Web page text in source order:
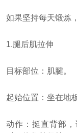
如果坚持每天锻炼
1.腿后肌拉伸
目标部位：肌腱。
起始位置：坐在地
动作：挺直背部